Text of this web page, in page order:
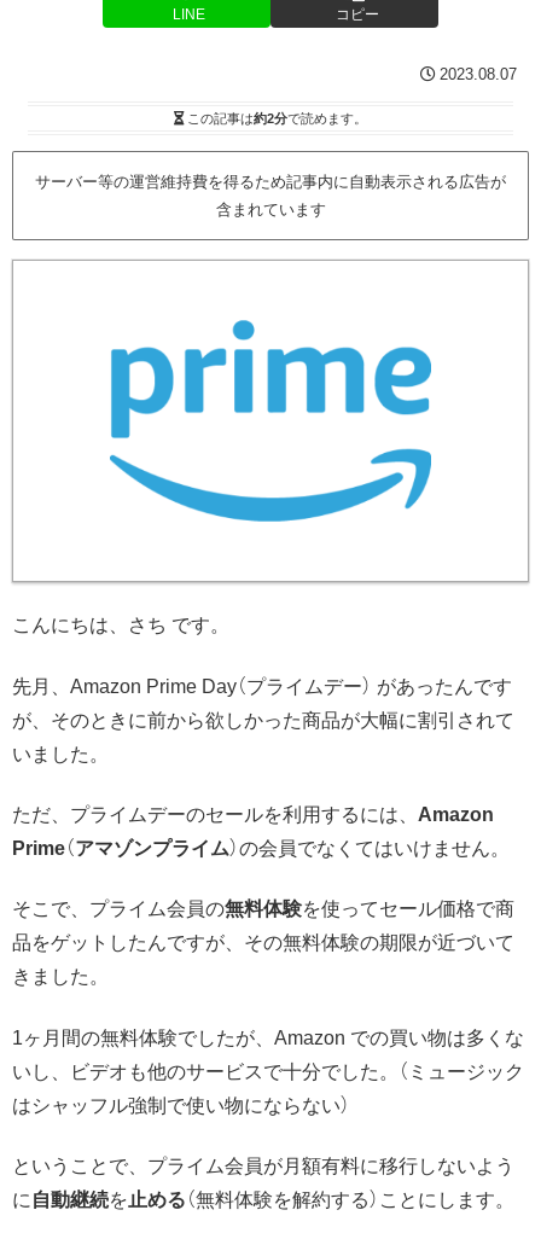
LINE コピー
2023.08.07
この記事は約2分で読めます。
サーバー等の運営維持費を得るため記事内に自動表示される広告が
含まれています
こんにちは、さち です。
先月、Amazon Prime Day（プライムデー） があったんです
が、そのときに前から欲しかった商品が大幅に割引されて
いました。
ただ、プライムデーのセールを利用するには、 Amazon
Prime（アマゾンプライム）の会員でなくてはいけません。
そこで、プライム会員の無料体験を使ってセール価格で商
品をゲットしたんですが、その無料体験の期限が近づいて
きました。
1ヶ月間の無料体験でしたが、Amazon での買い物は多くな
いし、ビデオも他のサービスで十分でした。（ミュージック
はシャッフル強制で使い物にならない）
ということで、プライム会員が月額有料に移行しないよう
に 自動継続を 止める （無料体験を解約する）ことにします。